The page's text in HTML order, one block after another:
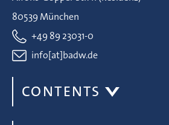
80539 München
+49 89 23031-0
info[at]badw.de
CONTENTS